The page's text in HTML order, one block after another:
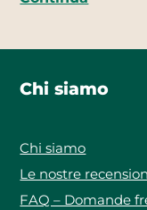
Chi siamo
Chi siamo
Le nostre
FAQ – Domande